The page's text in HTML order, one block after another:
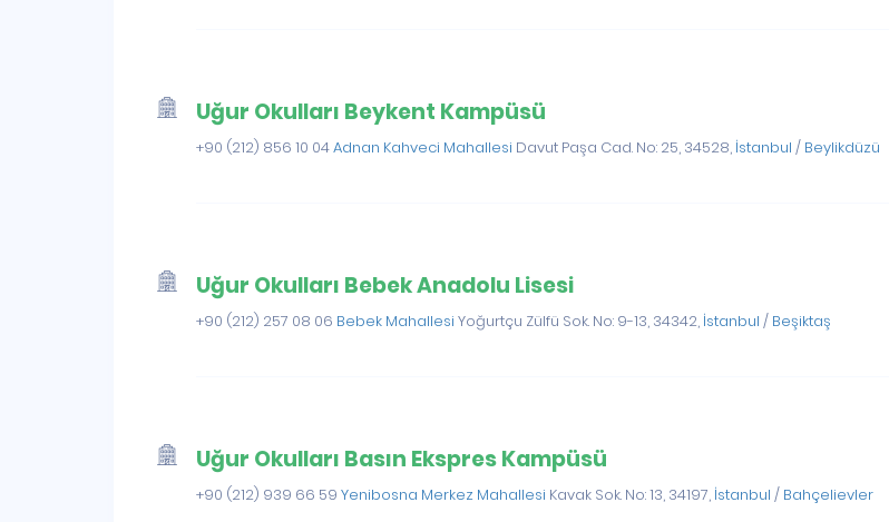
Uğur Okulları Beykent Kampüsü
+90 (212) 856 10 04Adnan Kahveci Mahallesi Davut Paşa Cad. No: 25, 34528, İstanbul / Beylikdüzü
Uğur Okulları Bebek Anadolu Lisesi
+90 (212) 257 08 06 Bebek MahallesiYoğurtçu Zülfü Sok. No: 9-13, 34342, İstanbul / Beşiktaş
Uğur Okulları Basın Ekspres Kampüsü
+90 (212) 939 66 59Yenibosna Merkez Mahallesi Kavak Sok. No: 13, 34197, İstanbul / Bahçelievler